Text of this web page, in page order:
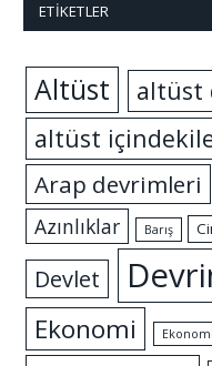
ETIKETLER
Altüst
altüst
altüst
Arap devrimleri
Azınlıklar Barış
Devlet
Ekonomi